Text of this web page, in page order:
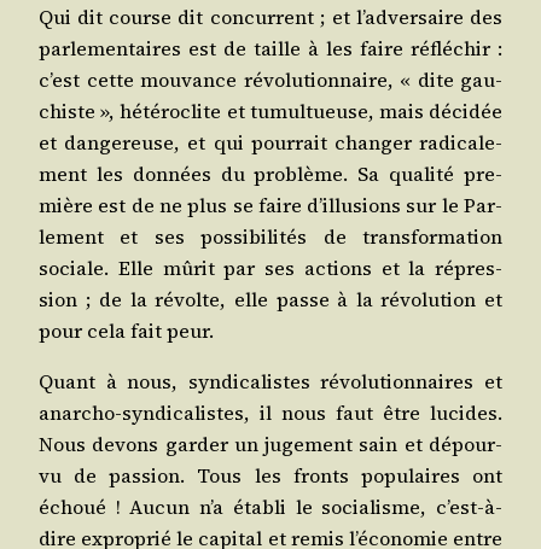
Qui dit course dit concur­rent ; et l’adversaire des
par­le­men­taires est de taille à les faire réflé­chir :
c’est cette mou­vance révo­lu­tion­naire, « dite gau­
chiste », hété­ro­clite et tumul­tueuse, mais déci­dée
et dan­ge­reuse, et qui pour­rait chan­ger radi­ca­le­
ment les don­nées du pro­blème. Sa qua­li­té pre­
mière est de ne plus se faire d’illusions sur le Par­
le­ment et ses pos­si­bi­li­tés de trans­for­ma­tion
sociale. Elle mûrit par ses actions et la répres­
sion ; de la révolte, elle passe à la révo­lu­tion et
pour cela fait peur.
Quant à nous, syn­di­ca­listes révo­lu­tion­naires et
anar­cho-syn­di­ca­listes, il nous faut être lucides.
Nous devons gar­der un juge­ment sain et dépour­
vu de pas­sion. Tous les fronts popu­laires ont
échoué ! Aucun n’a éta­bli le socia­lisme, c’est-à-
dire expro­prié le capi­tal et remis l’économie entre